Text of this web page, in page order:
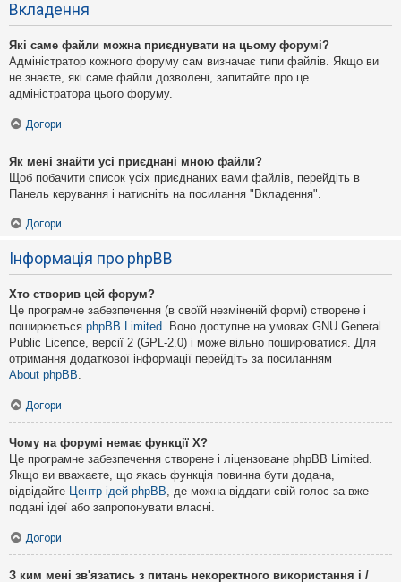
Вкладення
Які саме файли можна приєднувати на цьому форумі?
Адміністратор кожного форуму сам визначає типи файлів. Якщо ви
не знаєте, які саме файли дозволені, запитайте про це
адміністратора цього форуму.
Догори
Як мені знайти усі приєднані мною файли?
Щоб побачити список усіх приєднаних вами файлів, перейдіть в
Панель керування і натисніть на посилання "Вкладення".
Догори
Інформація про phpBB
Хто створив цей форум?
Це програмне забезпечення (в своїй незміненій формі) створене і
поширюється phpBB Limited. Воно доступне на умовах GNU General
Public Licence, версії 2 (GPL-2.0) і може вільно поширюватися. Для
отримання додаткової інформації перейдіть за посиланням
About phpBB.
Догори
Чому на форумі немає функції X?
Це програмне забезпечення створене і ліцензоване phpBB Limited.
Якщо ви вважаєте, що якась функція повинна бути додана,
відвідайте Центр ідей phpBB, де можна віддати свій голос за вже
подані ідеї або запропонувати власні.
Догори
З ким мені зв'язатись з питань некоректного використання і /